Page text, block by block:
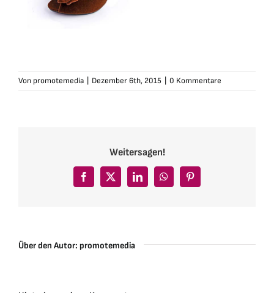
Von promotemedia Dezember 6th, 2015 0 Kommentare
Weitersagen!
Facebook
X LinkedInWhatsAppPinterest
Über den Autor: promotemedia